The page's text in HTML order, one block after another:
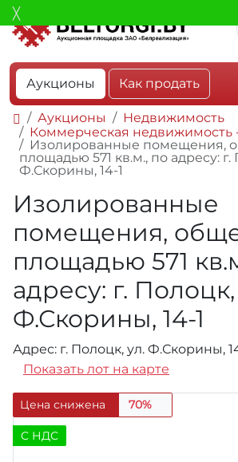
Аукционы Как продать
Аукционы
Недвижимость
Коммерческая недвижимость
Изолированные помещения,
площадью 571 кв.м., по адресу: г.
Ф.Скорины, 14-1
Изолированные
помещения,
площадью 571
адресу: г. Полоцк,
Ф.Скорины, 14-1
Адрес: г. Полоцк, ул. Ф.Скорины,
Показать лот на карте
Цена снижена 70%
C НДС